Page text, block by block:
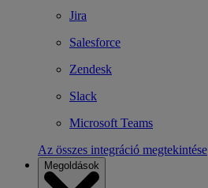
Jira
Salesforce
Zendesk
Slack
Microsoft Teams
Az összes integráció megtekintése
Megoldások